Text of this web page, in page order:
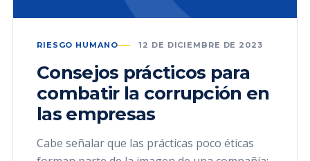
RIESGO HUMANO 12 DE DICIEMBRE DE 2023
Consejos prácticos para
combatir la corrupción en
las empresas
Cabe señalar que las prácticas poco éticas